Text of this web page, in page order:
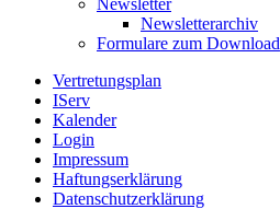
Newsletterarchiv
Formulare zum Download
Vertretungsplan
IServ
Kalender
Login
Impressum
Haftungserklärung
Datenschutzerklärung